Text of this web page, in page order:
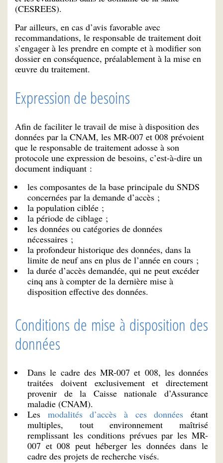
(CESREES).
Par ailleurs, en cas d’avis favorable avec
recommandations, le responsable de traitement doit
s’engager à les prendre en compte et à modifier son
dossier en conséquence, préalablement à la mise en
œuvre du traitement.
Expression de besoins
Afin de faciliter le travail de mise à disposition des
données par la CNAM, les MR-007 et 008 prévoient
que le responsable de traitement adosse à son
protocole une expression de besoins, c’est-à-dire un
document indiquant :
les composantes de la base principale du SNDS
concernées par la demande d’accès ;
la population ciblée ;
la période de ciblage ;
les données ou catégories de données
nécessaires ;
la profondeur historique des données, dans la
limite de neuf ans en plus de l’année en cours ;
la durée d’accès demandée, qui ne peut excéder
cinq ans à compter de la dernière mise à
disposition effective des données.
Conditions de mise à disposition des
données
Dans le cadre des MR-007 et 008, les données
traitées doivent exclusivement et directement
provenir de la Caisse nationale d’Assurance
maladie (CNAM).
Les modalités d’accès à ces données étant
multiples, tout environnement maîtrisé
remplissant les conditions prévues par les MR-
007 et 008 peut héberger les données dans le
cadre des projets de recherche visés.